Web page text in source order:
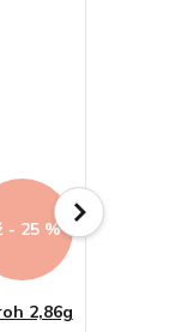
- 25 %
2,86g